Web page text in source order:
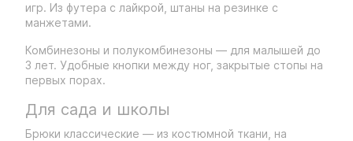
игр. Из футера с лайкрой, штаны на резинке с
манжетами.
Комбинезоны и полукомбинезоны — для малышей до
3 лет. Удобные кнопки между ног, закрытые стопы на
первых порах.
Для сада и школы
Брюки классические — из костюмной ткани, на